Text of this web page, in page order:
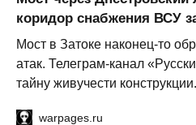
коридор снабжения ВСУ
Мост в Затоке наконец-то
атак. Телеграм-канал
тайну живучести
warpages.ru